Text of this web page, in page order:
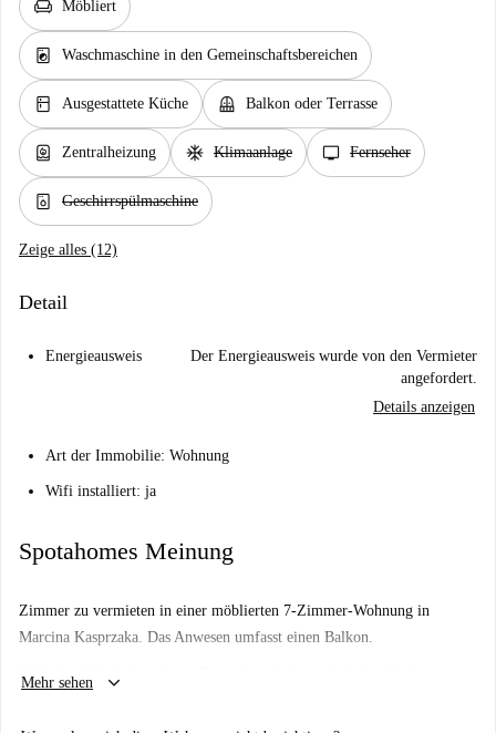
chair Möbliert
local_laundry_service Waschmaschine in den Gemeinschaftsbereichen
kitchen Ausgestattete Küche balcony Balkon oder Terrasse
water_heater Zentralheizung ac_unit Klimaanlage tv Fernseher
dishwasher_gen Geschirrspülmaschine
Zeige alles (12)
Detail
Energieausweis
Der Energieausweis wurde von den Vermieter
angefordert.
Details anzeigen
Art der Immobilie: Wohnung
Wifi installiert: ja
Spotahomes Meinung
Zimmer zu vermieten in einer möblierten 7-Zimmer-Wohnung in
Marcina Kasprzaka. Das Anwesen umfasst einen Balkon.
Wichtig: - Wir haben diesen Ort noch nicht besucht. Wir schicken
Mehr sehen keyboard_arrow_down